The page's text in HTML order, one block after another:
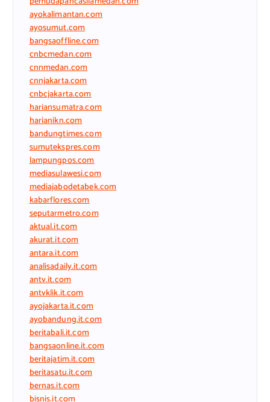
ayokalimantan.com
ayosumut.com
bangsaoffline.com
cnbcmedan.com
cnnmedan.com
cnnjakarta.com
cnbcjakarta.com
hariansumatra.com
harianikn.com
bandungtimes.com
sumutekspres.com
lampungpos.com
mediasulawesi.com
mediajabodetabek.com
kabarflores.com
seputarmetro.com
aktual.it.com
akurat.it.com
antara.it.com
analisadaily.it.com
antv.it.com
antvklik.it.com
ayojakarta.it.com
ayobandung.it.com
beritabali.it.com
bangsaonline.it.com
beritajatim.it.com
beritasatu.it.com
bernas.it.com
bisnis.it.com